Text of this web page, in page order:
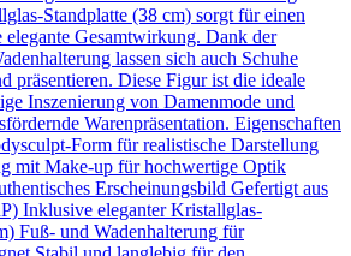
Standplatte (38 cm) sorgt für einen
elegante Gesamtwirkung. Dank der
lassen sich auch Schuhe
präsentieren. Diese Figur ist die ideale
Inszenierung von Damenmode und
Warenpräsentation. Eigenschaften
Form für realistische Darstellung
mit Make-up für hochwertige Optik
Erscheinungsbild Gefertigt aus
Inklusive eleganter Kristallglas-
Fuß- und Wadenhalterung für